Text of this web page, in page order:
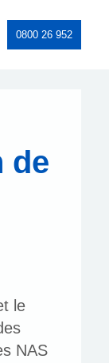
0800 26 952
de
le
NAS